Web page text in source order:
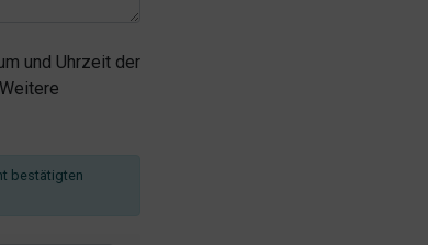
und Uhrzeit der
bestätigten